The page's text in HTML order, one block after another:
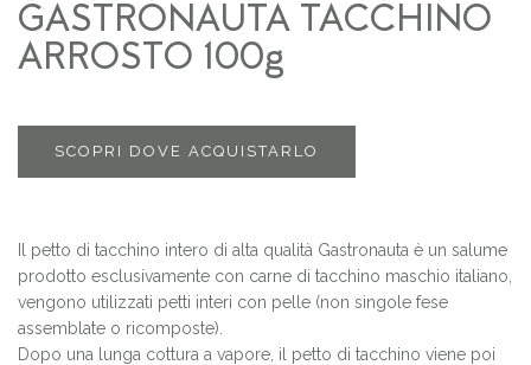
GASTRONAUTA TACCHINO
ARROSTO 100g
SCOPRI DOVE ACQUISTARLO
Il petto di tacchino intero di alta qualità Gastronauta è un salume
prodotto esclusivamente con carne di tacchino maschio italiano,
vengono utilizzati petti interi con pelle (non singole fese
assemblate o ricomposte).
Dopo una lunga cottura a vapore, il petto di tacchino viene poi